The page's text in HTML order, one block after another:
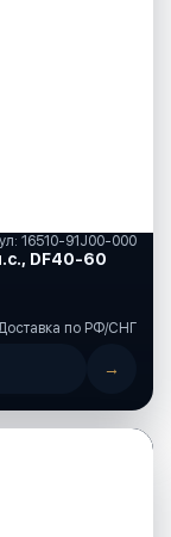
16510-91J00-000
DF40-60
Доставка по РФ/СНГ
→